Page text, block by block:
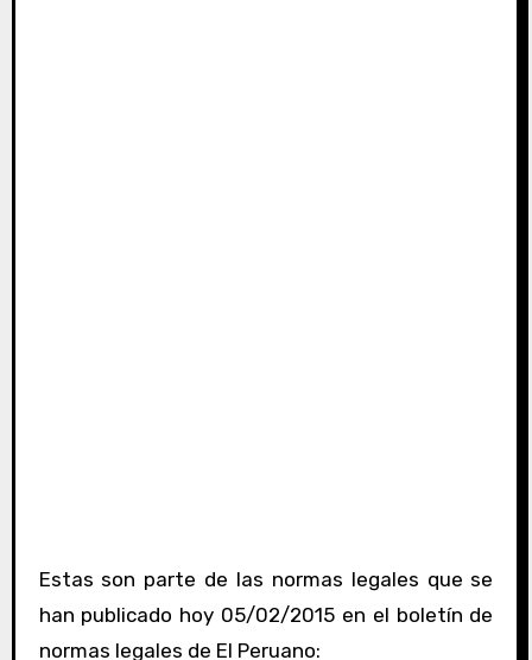
Estas son parte de las normas legales que se
han publicado hoy 05/02/2015 en el boletín de
normas legales de El Peruano: